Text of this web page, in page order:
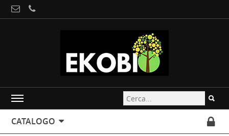
CATALOGO